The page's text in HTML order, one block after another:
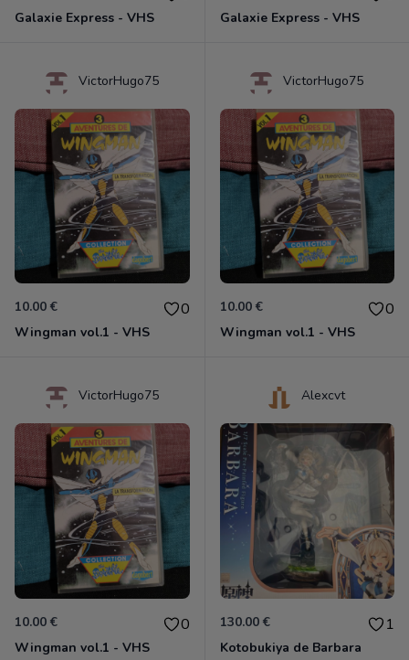
Galaxie Express - VHS Galaxie Express - VHS
VictorHugo75
10.00 € 0
Wingman vol.1 - VHS
VictorHugo75
10.00 € 0
Wingman vol.1 - VHS
VictorHugo75
10.00 € 0
Wingman vol.1 - VHS
Alexcvt
130.00 € 1
Kotobukiya de Barbara